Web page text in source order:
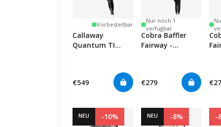
Vorbestellbar
Callaway
Quantum TI
€549
Nur noch 1
verfügbar
Cobra Baffler
Fairway -
€279
NEU -10% NEU -8% -